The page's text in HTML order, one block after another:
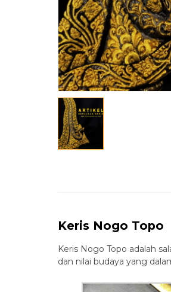
Keris Nogo Topo
Keris Nogo Topo adalah
dan nilai budaya yang